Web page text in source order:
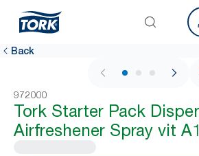
Back
1 / 3
972000
Tork Starter Pack
Airfreshener Spray vit A1